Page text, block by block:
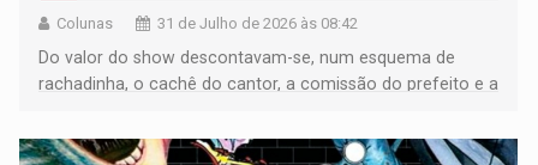
Colunas 31 de Julho de 2026 às 08:42
Do valor do show descontavam-se, num esquema de
rachadinha, o cachê do cantor, a comissão do prefeito e a